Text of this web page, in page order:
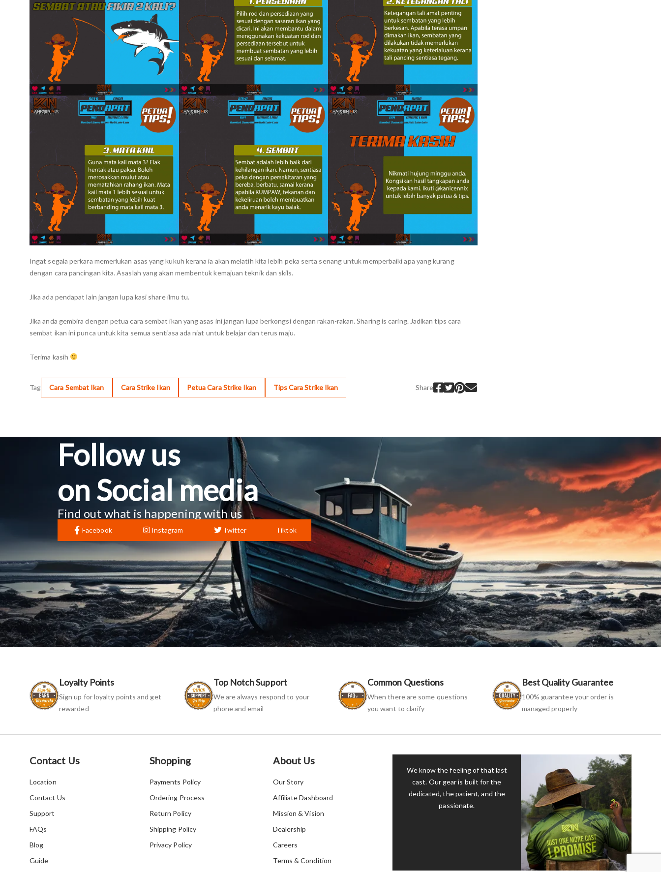
Ingat segala perkara memerlukan asas yang kukuh kerana ia akan melatih kita lebih peka serta senang untuk memperbaiki apa yang kurang
dengan cara pancingan kita. Asaslah yang akan membentuk kemajuan teknik dan skils.
Jika ada pendapat lain jangan lupa kasi share ilmu tu.
Jika anda gembira dengan petua cara sembat ikan yang asas ini jangan lupa berkongsi dengan rakan-rakan. Sharing is caring. Jadikan tips cara
sembat ikan ini punca untuk kita semua sentiasa ada niat untuk belajar dan terus maju.
Terima kasih
Tag Cara Sembat Ikan Cara Strike Ikan Petua Cara Strike Ikan Tips Cara Strike Ikan Share
Follow us
on Social media
Find out what is happening with us
Facebook Instagram Twitter Tiktok
Loyalty Points
Sign up for loyalty points and get
rewarded
Top Notch Support
We are always respond to your
phone and email
Common Questions
When there are some questions
you want to clarify
Best Quality Guarantee
100% guarantee your order is
managed properly
Contact Us
Location
Contact Us
Support
FAQs
Blog
Guide
Shopping
Payments Policy
Ordering Process
Return Policy
Shipping Policy
Privacy Policy
About Us
Our Story
Affiliate Dashboard
Mission & Vision
Dealership
Careers
Terms & Condition
We know the feeling of that last
cast. Our gear is built for the
dedicated, the patient, and the
passionate.